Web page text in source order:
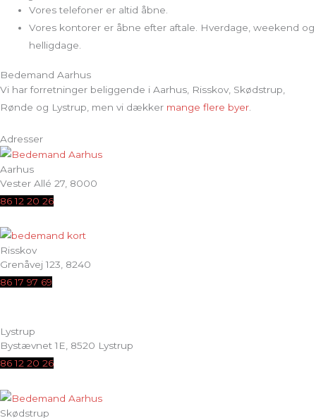
Vores telefoner er altid åbne.
Vores kontorer er åbne efter aftale. Hverdage, weekend og
helligdage.
Bedemand Aarhus
Vi har forretninger beliggende i Aarhus, Risskov, Skødstrup,
Rønde og Lystrup, men vi dækker mange flere byer
Adresser
Aarhus
Vester Allé 27, 8000
86 12 20 26
Risskov
Grenåvej 123, 8240
86 17 97 69
Lystrup
Bystævnet 1E, 8520 Lystrup
86 12 20 26
Skødstrup